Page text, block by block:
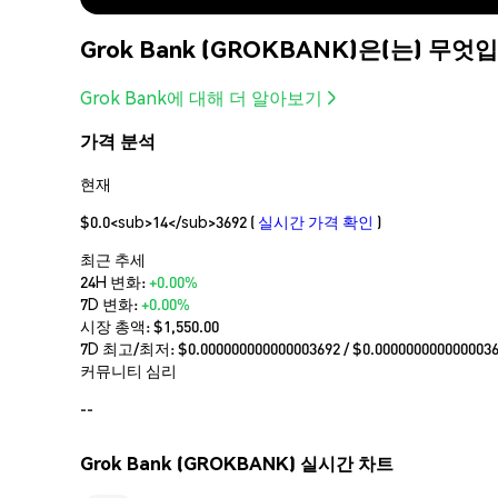
Grok Bank (GROKBANK)은(는) 무엇
Grok Bank에 대해 더 알아보기
가격 분석
현재
$0.0<sub>14</sub>3692 ( 실시간 가격 확인 )
최근 추세
24H 변화:+0.00%
7D 변화:+0.00%
시장 총액:$1,550.00
7D 최고/최저: $0.000000000000003692 / $
커뮤니티 심리
--
Grok Bank (GROKBANK) 실시간 차트